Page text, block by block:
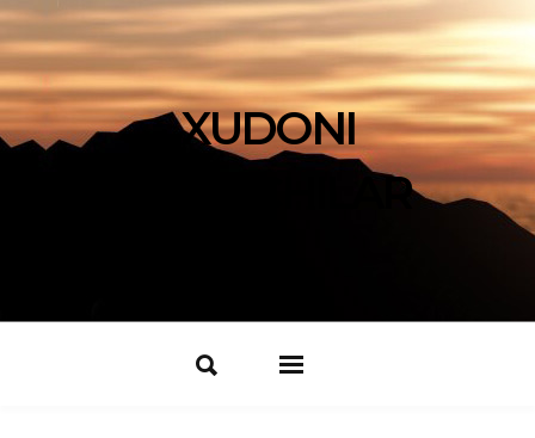
XUDONI
IZLOVCHILAR